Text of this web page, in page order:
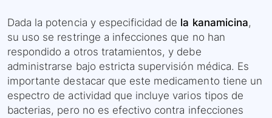
Dada la potencia y especificidad de la kanamicina,
su uso se restringe a infecciones que no han
respondido a otros tratamientos, y debe
administrarse bajo estricta supervisión médica. Es
importante destacar que este medicamento tiene un
espectro de actividad que incluye varios tipos de
bacterias, pero no es efectivo contra infecciones